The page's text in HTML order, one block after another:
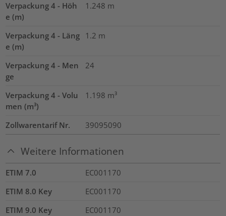
Verpackung 4 - Höh
e (m)
1.248 m
Verpackung 4 - Läng
e (m)
1.2 m
Verpackung 4 - Men
ge
24
Verpackung 4 - Volu
men (m³)
1.198 m³
Zollwarentarif Nr. 39095090
Weitere Informationen
ETIM 7.0
EC001170
ETIM 8.0 Key
EC001170
ETIM 9.0 Key
EC001170